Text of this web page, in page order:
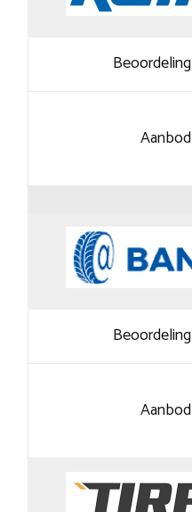
Beoordeling
Aanbod
Beoordeling
Aanbod